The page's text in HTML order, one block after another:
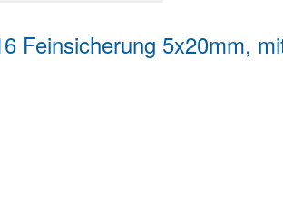
Feinsicherung 5x20mm,